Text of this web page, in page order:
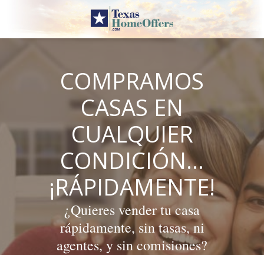
content
COMPRAMOS
CASAS EN
CUALQUIER
CONDICIÓN…
¡RÁPIDAMENTE!
¿Quieres vender tu casa
rápidamente, sin tasas, ni
agentes, y sin comisiones?